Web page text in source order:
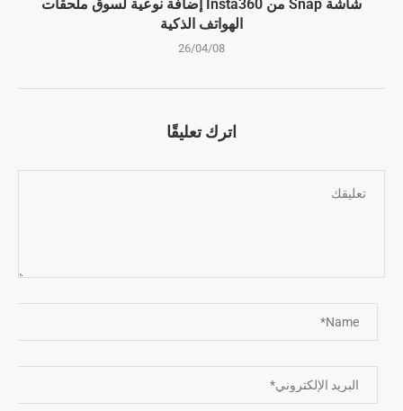
شاشة Snap من Insta360 إضافة نوعية لسوق ملحقات
الهواتف الذكية
26/04/08
اترك تعليقًا